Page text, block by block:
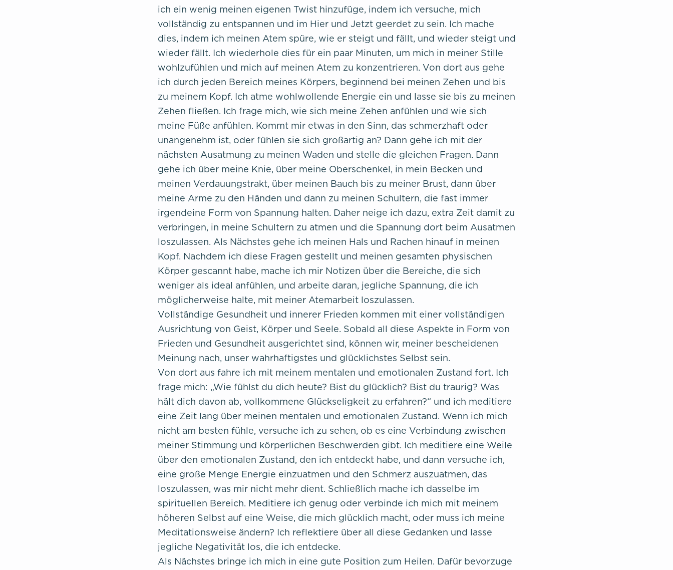
ich ein wenig meinen eigenen Twist hinzufüge, indem ich versuche, mich
vollständig zu entspannen und im Hier und Jetzt geerdet zu sein. Ich mache
dies, indem ich meinen Atem spüre, wie er steigt und fällt, und wieder steigt und
wieder fällt. Ich wiederhole dies für ein paar Minuten, um mich in meiner Stille
wohlzufühlen und mich auf meinen Atem zu konzentrieren. Von dort aus gehe
ich durch jeden Bereich meines Körpers, beginnend bei meinen Zehen und bis
zu meinem Kopf. Ich atme wohlwollende Energie ein und lasse sie bis zu meinen
Zehen fließen. Ich frage mich, wie sich meine Zehen anfühlen und wie sich
meine Füße anfühlen. Kommt mir etwas in den Sinn, das schmerzhaft oder
unangenehm ist, oder fühlen sie sich großartig an? Dann gehe ich mit der
nächsten Ausatmung zu meinen Waden und stelle die gleichen Fragen. Dann
gehe ich über meine Knie, über meine Oberschenkel, in mein Becken und
meinen Verdauungstrakt, über meinen Bauch bis zu meiner Brust, dann über
meine Arme zu den Händen und dann zu meinen Schultern, die fast immer
irgendeine Form von Spannung halten. Daher neige ich dazu, extra Zeit damit zu
verbringen, in meine Schultern zu atmen und die Spannung dort beim Ausatmen
loszulassen. Als Nächstes gehe ich meinen Hals und Rachen hinauf in meinen
Kopf. Nachdem ich diese Fragen gestellt und meinen gesamten physischen
Körper gescannt habe, mache ich mir Notizen über die Bereiche, die sich
weniger als ideal anfühlen, und arbeite daran, jegliche Spannung, die ich
möglicherweise halte, mit meiner Atemarbeit loszulassen.
Vollständige Gesundheit und innerer Frieden kommen mit einer vollständigen
Ausrichtung von Geist, Körper und Seele. Sobald all diese Aspekte in Form von
Frieden und Gesundheit ausgerichtet sind, können wir, meiner bescheidenen
Meinung nach, unser wahrhaftigstes und glücklichstes Selbst sein.
Von dort aus fahre ich mit meinem mentalen und emotionalen Zustand fort. Ich
frage mich: „Wie fühlst du dich heute? Bist du glücklich? Bist du traurig? Was
hält dich davon ab, vollkommene Glückseligkeit zu erfahren?“ und ich meditiere
eine Zeit lang über meinen mentalen und emotionalen Zustand. Wenn ich mich
nicht am besten fühle, versuche ich zu sehen, ob es eine Verbindung zwischen
meiner Stimmung und körperlichen Beschwerden gibt. Ich meditiere eine Weile
über den emotionalen Zustand, den ich entdeckt habe, und dann versuche ich,
eine große Menge Energie einzuatmen und den Schmerz auszuatmen, das
loszulassen, was mir nicht mehr dient. Schließlich mache ich dasselbe im
spirituellen Bereich. Meditiere ich genug oder verbinde ich mich mit meinem
höheren Selbst auf eine Weise, die mich glücklich macht, oder muss ich meine
Meditationsweise ändern? Ich reflektiere über all diese Gedanken und lasse
jegliche Negativität los, die ich entdecke.
Als Nächstes bringe ich mich in eine gute Position zum Heilen. Dafür bevorzuge